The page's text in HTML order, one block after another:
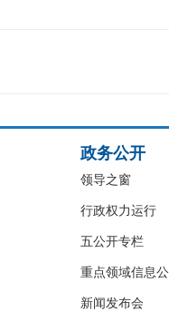
政务公开
领导之窗
行政权力运行
五公开专栏
重点领域信息
新闻发布会